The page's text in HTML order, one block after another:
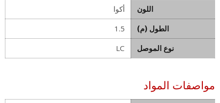
اللون
أكوا
الطول (م)
1.5
نوع الموصل
LC
مواصفات المواد